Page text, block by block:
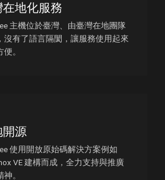
地化服務
主機位於臺灣、由臺灣在地團隊
沒有了語言隔閡，讓服務使用起來
。
開源
使用開放原始碼解決方案例如
VE 建構而成，全力支持與推廣
神。